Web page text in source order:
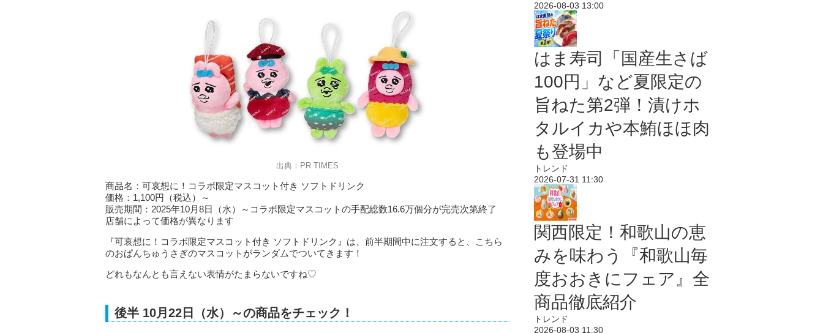
出典：PR TIMES
商品名：可哀想に！コラボ限定マスコット付き ソフトドリンク
価格：1,100円（税込）～
販売期間：2025年10月8日（水）～コラボ限定マスコットの手配総数16.6万個分が完売次第終了
店舗によって価格が異なります
『可哀想に！コラボ限定マスコット付き ソフトドリンク』は、前半期間中に注文すると、こちら
のおぱんちゅうさぎのマスコットがランダムでついてきます！
どれもなんとも言えない表情がたまらないですね♡
後半 10月22日（水）～の商品をチェック！
2026-08-03 13:00
はま寿司「国産生さば
100円」など夏限定の
旨ねた第2弾！漬けホ
タルイカや本鮪ほほ肉
も登場中
トレンド
2026-07-31 11:30
関西限定！和歌山の恵
みを味わう『和歌山毎
度おおきにフェア』全
商品徹底紹介
トレンド
2026-08-03 11:30